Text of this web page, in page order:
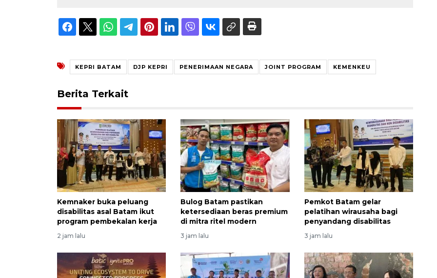
KEPRI BATAM DJP KEPRI PENERIMAAN NEGARA JOINT PROGRAM KEMENKEU
Berita Terkait
Kemnaker buka peluang
disabilitas asal Batam ikut
program pembekalan kerja
2 jam lalu
Bulog Batam pastikan
ketersediaan beras premium
di mitra ritel modern
3 jam lalu
Pemkot Batam gelar
pelatihan wirausaha bagi
penyandang disabilitas
3 jam lalu